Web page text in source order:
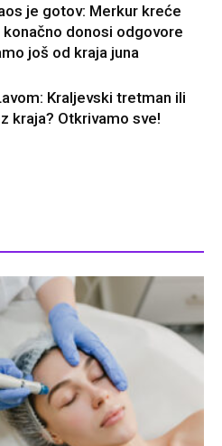
je gotov: Merkur kreće
donosi odgovore
još od kraja juna
Kraljevski tretman ili
kraja? Otkrivamo sve!